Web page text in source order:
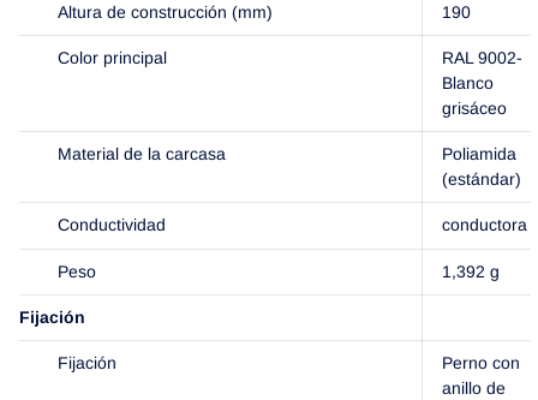
Altura de construcción (mm) 190
Color principal
RAL 9002-
Blanco
grisáceo
Material de la carcasa
Poliamida
(estándar)
Conductividad conductora
Peso 1,392 g
Fijación
Fijación
Perno con
anillo de